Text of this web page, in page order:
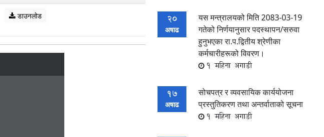
डाउनलोड 20
अषाढ
यस मन्त्रालयको मिति 2083-03-19
गतेको निर्णयानुसार पदस्थापन/सरुवा
हुनुभएका रा.प.द्वितीय श्रेणीका
कर्मचारीहरूको विवरण।
1 महिना अगाडी
17
अषाढ
सोचपत्र र व्यवसायिक कार्ययोजना
प्रस्तुतिकरण तथा अन्तर्वाताको सूचना
1 महिना अगाडी